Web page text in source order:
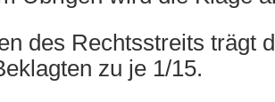
des Rechtsstreits trägt
zu je 1/15.